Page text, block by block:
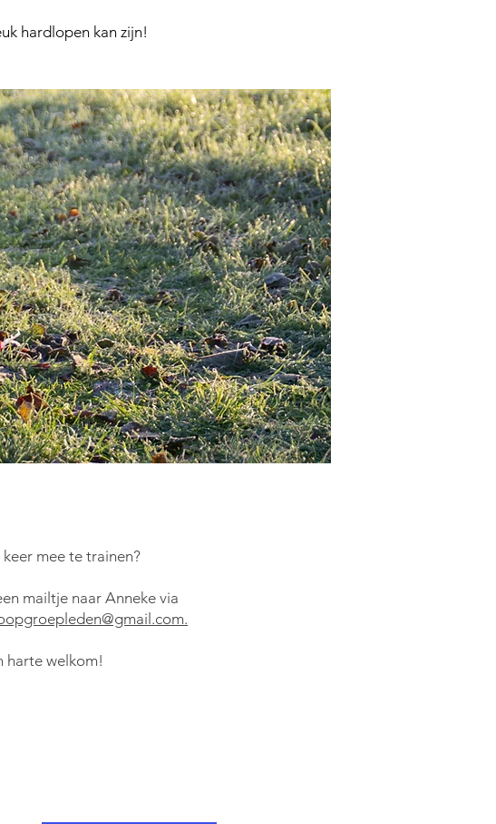
hardlopen kan zijn!
keer mee te trainen?
mailtje naar Anneke via
.
harte welkom!